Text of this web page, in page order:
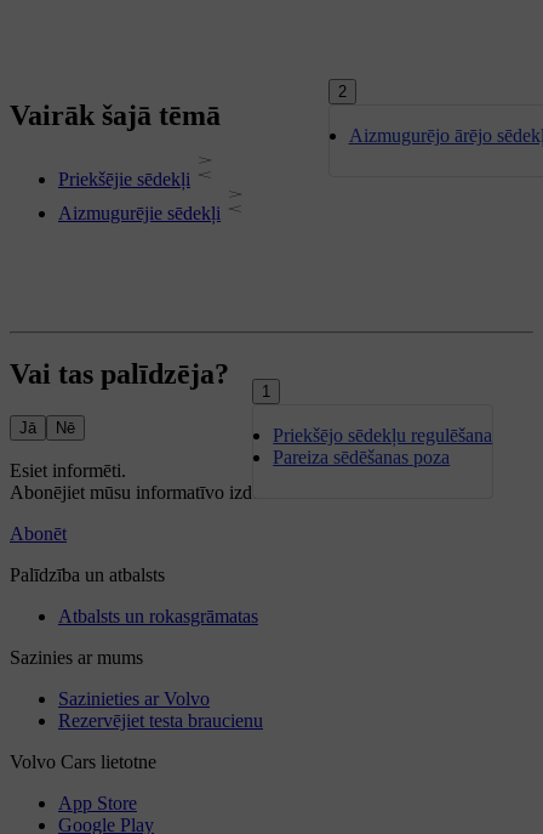
1
Priekšējo sēdekļu regulēšana
Pareiza sēdēšanas poza
2
Aizmugurējo ārējo
Vairāk šajā tēmā
Priekšējie sēdekļi
Aizmugurējie sēdekļi
Vai tas palīdzēja?
Jā Nē